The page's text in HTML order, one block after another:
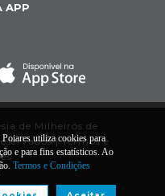
APP
de Milheirós de
|Termos e
utiliza cookies para
e para fins estatísticos. Ao
Termos e Condições